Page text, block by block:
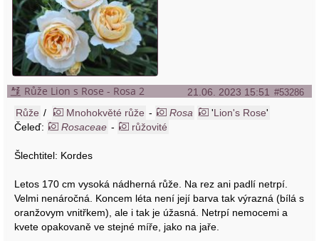
21.06. 2023 15:51 #53286
Růže Lion s Rose - Rosa 2
Růže / Mnohokvěté růže - Rosa 'Lion's Rose'
Čeleď:
Rosaceae - růžovité
Šlechtitel: Kordes
Letos 170 cm vysoká nádherná růže. Na rez ani padlí netrpí.
Velmi nenáročná. Koncem léta není její barva tak výrazná (bílá s
oranžovym vnitřkem), ale i tak je úžasná. Netrpí nemocemi a
kvete opakovaně ve stejné míře, jako na jaře.